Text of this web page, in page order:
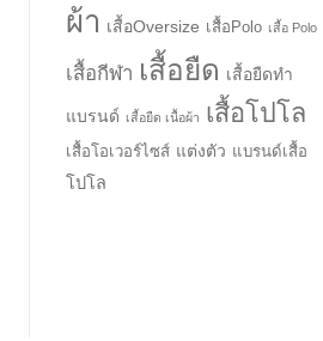
ผ้า เสื้อOversize เสื้อPolo เสื้อ Polo
เสื้อกีฬา เสื้อยืด เสื้อยืดทำ
แบรนด์ เสื้อยืด เนื้อผ้า เสื้อโปโล
เสื้อโอเวอร์ไซส์ แต่งตัว แบรนด์เสื้อ
โปโล